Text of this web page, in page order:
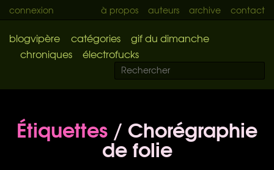
connexion à propos auteurs archive contact
blogvipère catégories
gif du dimanche
chroniques
électrofucks
Étiquettes / Chorégraphie
de folie